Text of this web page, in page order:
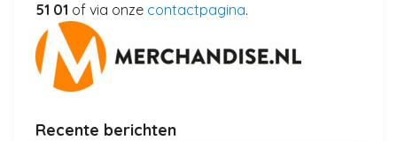
51 01 of via onze contactpagina.
Recente berichten